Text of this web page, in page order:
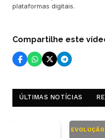
plataformas digitais.
Compartilhe este
ÚLTIMAS NOTÍCIAS